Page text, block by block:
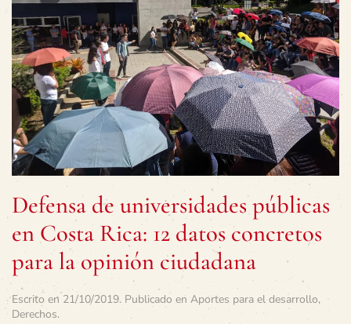
Defensa de universidades públicas
en Costa Rica: 12 datos concretos
para la opinión ciudadana
Escrito en 21/10/2019. Publicado en Aportes para el desarrollo,
Derechos.